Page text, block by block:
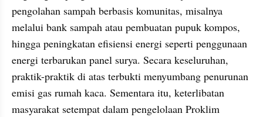
pengolahan sampah berbasis komunitas, misalnya
melalui bank sampah atau pembuatan pupuk kompos,
hingga peningkatan efisiensi energi seperti penggunaan
energi terbarukan panel surya. Secara keseluruhan,
praktik-praktik di atas terbukti menyumbang penurunan
emisi gas rumah kaca. Sementara itu, keterlibatan
masyarakat setempat dalam pengelolaan Proklim